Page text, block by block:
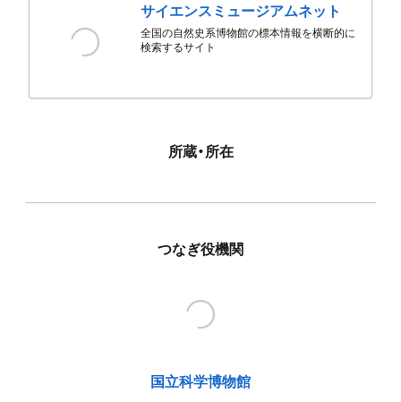
サイエンスミュージアムネット
全国の自然史系博物館の標本情報を横断的に
検索するサイト
所蔵・所在
つなぎ役機関
国立科学博物館